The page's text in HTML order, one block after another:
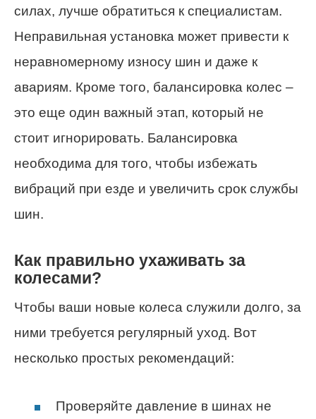
силах, лучше обратиться к специалистам.
Неправильная установка может привести к
неравномерному износу шин и даже к
авариям. Кроме того, балансировка колес –
это еще один важный этап, который не
стоит игнорировать. Балансировка
необходима для того, чтобы избежать
вибраций при езде и увеличить срок службы
шин.
Как правильно ухаживать за
колесами?
Чтобы ваши новые колеса служили долго, за
ними требуется регулярный уход. Вот
несколько простых рекомендаций:
Проверяйте давление в шинах не